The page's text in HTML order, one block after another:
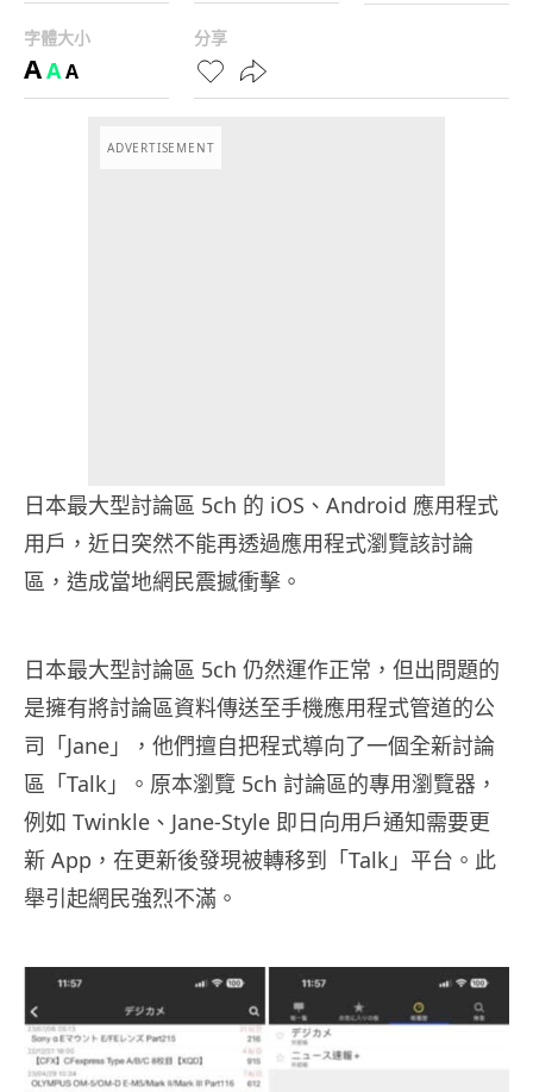
字體大小
AAA
分享
ADVERTISEMENT
日本最大型討論區 5ch 的 iOS、Android 應用程式
用戶，近日突然不能再透過應用程式瀏覽該討論
區，造成當地網民震撼衝擊。
日本最大型討論區 5ch 仍然運作正常，但出問題的
是擁有將討論區資料傳送至手機應用程式管道的公
司「Jane」，他們擅自把程式導向了一個全新討論
區「Talk」。原本瀏覽 5ch 討論區的專用瀏覽器，
例如 Twinkle、Jane-Style 即日向用戶通知需要更
新 App，在更新後發現被轉移到「Talk」平台。此
舉引起網民強烈不滿。